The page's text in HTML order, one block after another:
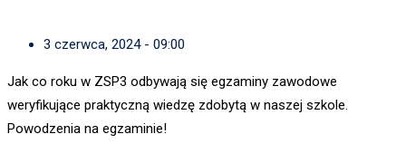
3 czerwca, 2024 - 09:00
Jak co roku w ZSP3 odbywają się egzaminy zawodowe
weryfikujące praktyczną wiedzę zdobytą w naszej szkole.
Powodzenia na egzaminie!